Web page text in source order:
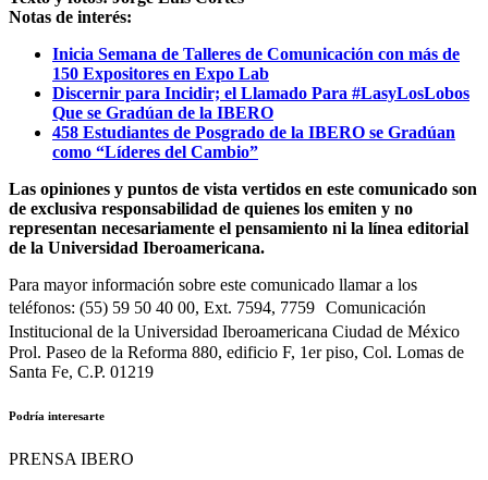
Notas de interés:
Inicia Semana de Talleres de Comunicación con más de
150 Expositores en Expo Lab
Discernir para Incidir; el Llamado Para #LasyLosLobos
Que se Gradúan de la IBERO
458 Estudiantes de Posgrado de la IBERO se Gradúan
como “Líderes del Cambio”
Las opiniones y puntos de vista vertidos en este comunicado son
de exclusiva responsabilidad de quienes los emiten y no
representan necesariamente el pensamiento ni la línea editorial
de la Universidad Iberoamericana.
Para mayor información sobre este comunicado llamar a los
teléfonos: (55) 59 50 40 00, Ext. 7594, 7759 Comunicación
Institucional de la Universidad Iberoamericana Ciudad de México
Prol. Paseo de la Reforma 880, edificio F, 1er piso, Col. Lomas de
Santa Fe, C.P. 01219
Podría interesarte
PRENSA IBERO